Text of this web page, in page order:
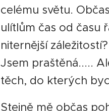
celému světu.
ulítlům čas od času
niternější
Jsem praštěná.....
těch, do kterých
Stejně mě občas